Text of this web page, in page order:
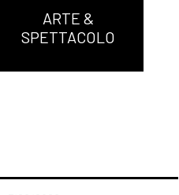
ARTE &
SPETTACOLO